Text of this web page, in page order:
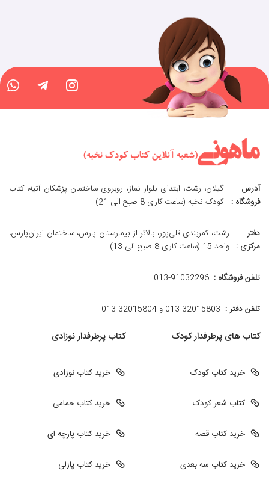
آدرس
فروشگاه :
گیلان، رشت، ابتدای بلوار نماز، روبروی ساختمان پزشکان آتیه، کتاب
کودک نخبه (ساعت کاری 8 صبح الی 21)
دفتر
مرکزی :
رشت، کمربندی قلی‌پور، بالاتر از بیمارستان پارس، ساختمان ایران‌پارس،
واحد 15 (ساعت کاری 8 صبح الی 13)
تلفن فروشگاه : 013-91032296
تلفن دفتر : 013-32015803 و 32015804-013
کتاب های پرطرفدار کودک
خرید کتاب کودک
کتاب شعر کودک
خرید کتاب قصه
خرید کتاب سه بعدی
کتاب پرطرفدار نوزادی
خرید کتاب نوزادی
خرید کتاب حمامی
خرید کتاب پارچه ای
خرید کتاب پازلی